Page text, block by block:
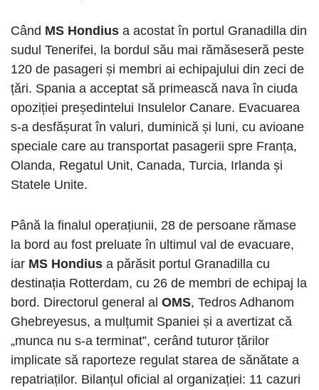
Când MS Hondius a acostat în portul Granadilla din
sudul Tenerifei, la bordul său mai rămăseseră peste
120 de pasageri și membri ai echipajului din zeci de
țări. Spania a acceptat să primească nava în ciuda
opoziției președintelui Insulelor Canare. Evacuarea
s-a desfășurat în valuri, duminică și luni, cu avioane
speciale care au transportat pasagerii spre Franța,
Olanda, Regatul Unit, Canada, Turcia, Irlanda și
Statele Unite.
Până la finalul operațiunii, 28 de persoane rămase
la bord au fost preluate în ultimul val de evacuare,
iar MS Hondius a părăsit portul Granadilla cu
destinația Rotterdam, cu 26 de membri de echipaj la
bord. Directorul general al OMS, Tedros Adhanom
Ghebreyesus, a mulțumit Spaniei și a avertizat că
„munca nu s-a terminat”, cerând tuturor țărilor
implicate să raporteze regulat starea de sănătate a
repatriaților. Bilanțul oficial al organizației: 11 cazuri